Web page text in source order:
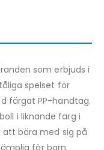
som erbjuds i
spelset för
färgat PP-handtag.
i liknande färg i
bära med sig på
för barn